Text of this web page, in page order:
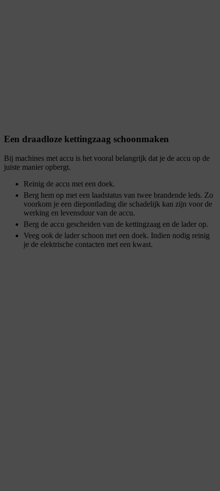
Een draadloze kettingzaag schoonmaken
Bij machines met accu is het vooral belangrijk dat je de accu op de
juiste manier opbergt.
Reinig de accu met een doek.
Berg hem op met een laadstatus van twee brandende leds. Zo
voorkom je een diepontlading die schadelijk kan zijn voor de
werking en levensduur van de accu.
Berg de accu gescheiden van de kettingzaag en de lader op.
Veeg ook de lader schoon met een doek. Indien nodig reinig
je de elektrische contacten met een kwast.